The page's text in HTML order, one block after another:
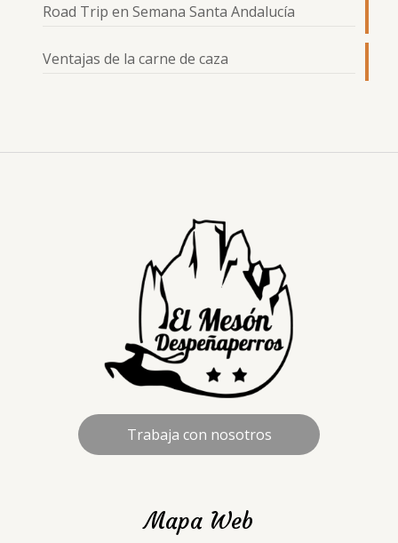
Road Trip en Semana Santa Andalucía
Ventajas de la carne de caza
Trabaja con nosotros
Mapa Web